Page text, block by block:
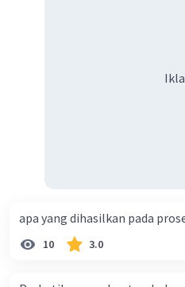
apa yang dihasilkan pada
10 3.0